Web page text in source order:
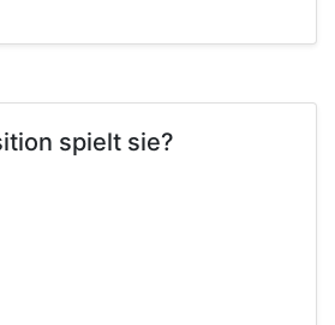
spielt sie?